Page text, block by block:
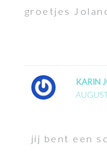
groetjes
KARIN
jij bent een